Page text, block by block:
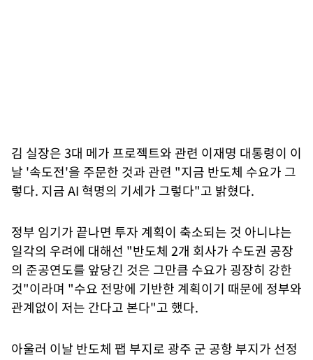
김 실장은 3대 메가 프로젝트와 관련 이재명 대통령이 이
날 '속도전'을 주문한 것과 관련 "지금 반도체 수요가 그
렇다. 지금 AI 혁명의 기세가 그렇다"고 밝혔다.
정부 임기가 끝나면 투자 계획이 축소되는 것 아니냐는
일각의 우려에 대해선 "반도체 2개 회사가 수도권 공장
의 준공연도를 앞당긴 것은 그만큼 수요가 굉장히 강한
것"이라며 "수요 전망에 기반한 계획이기 때문에 정부와
관계없이 저는 간다고 본다"고 했다.
아울러 이날 반도체 팹 부지로 광주 군 공항 부지가 선정